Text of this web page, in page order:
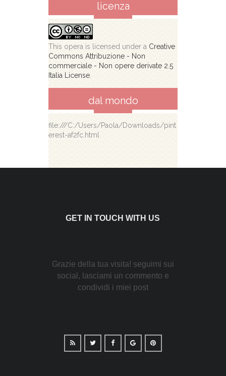
licenza
This opera is licensed under a Creative
Commons Attribuzione - Non
commerciale - Non opere derivate 2.5
Italia License.
dal mondo
file:///C:/Users/Paola/Downloads/pint
erest-af2fc.html
GET IN TOUCH WITH US
Grazie della tua visita! seguimi sui
social, lasciami un commento e
condividi i miei post